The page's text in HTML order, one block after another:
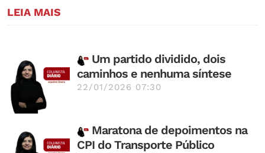
LEIA MAIS
Um partido dividido, dois
caminhos e nenhuma síntese
22/01/2026 07:30
Maratona de depoimentos na
CPI do Transporte Público